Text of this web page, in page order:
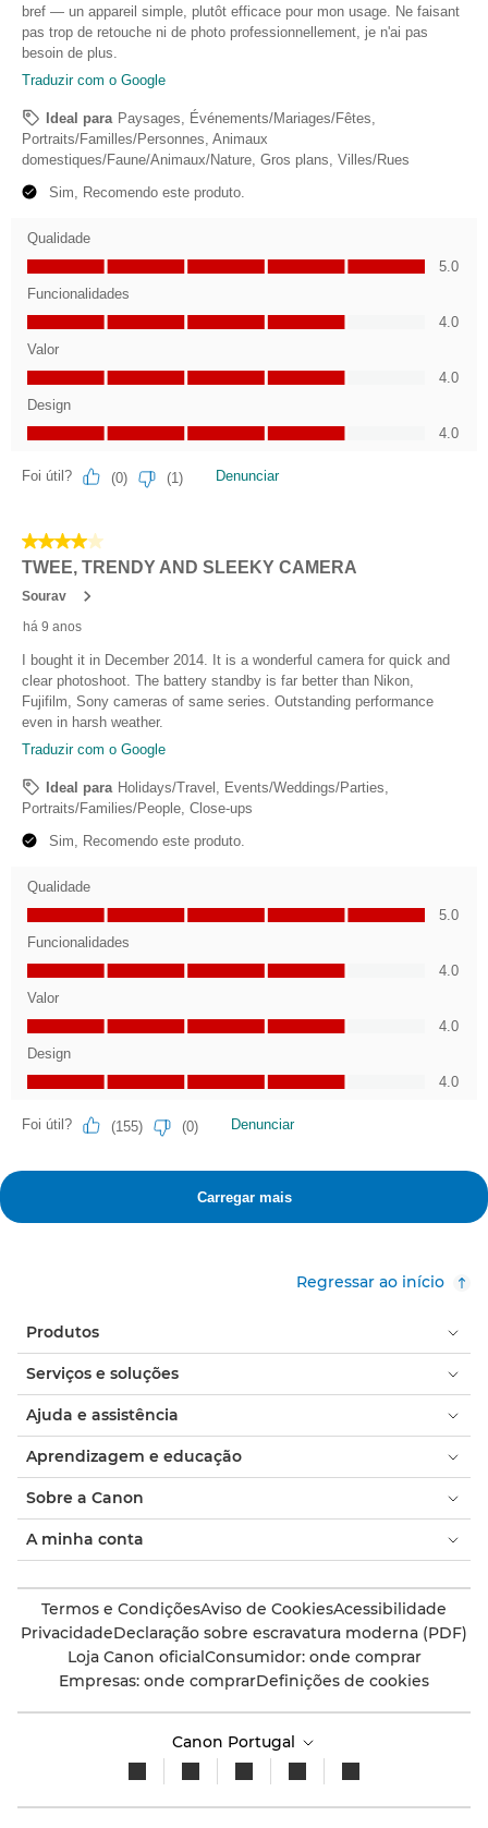
Regressar ao início
Produtos
Serviços e soluções
Ajuda e assistência
Aprendizagem e educação
Sobre a Canon
A minha conta
Termos e CondiçõesAviso de CookiesAcessibilidade
PrivacidadeDeclaração sobre escravatura moderna (PDF)
Loja Canon oficialConsumidor: onde comprar
Empresas: onde comprarDefinições de cookies
Canon Portugal